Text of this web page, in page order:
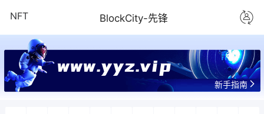
NFT BlockCity-先锋
www.yyz.vip
新手指南